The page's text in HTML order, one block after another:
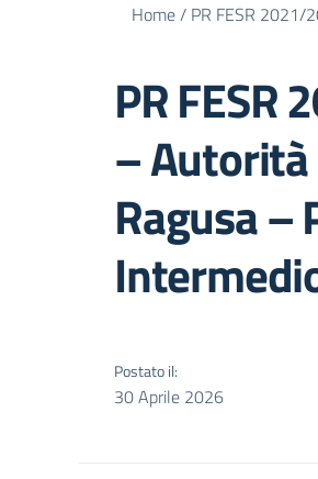
Home/ PR FESR 2021/
PR
– Autorità
Ragusa –
Postato il:
30 Aprile 2026